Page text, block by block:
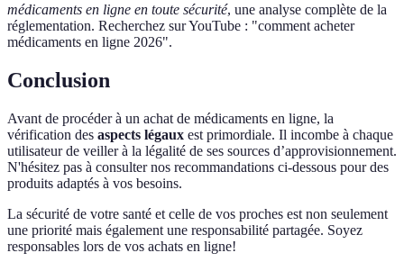
médicaments en ligne en toute sécurité, une analyse complète de la
réglementation. Recherchez sur YouTube : "comment acheter
médicaments en ligne 2026".
Conclusion
Avant de procéder à un achat de médicaments en ligne, la
vérification des aspects légaux est primordiale. Il incombe à chaque
utilisateur de veiller à la légalité de ses sources d’approvisionnement.
N'hésitez pas à consulter nos recommandations ci-dessous pour des
produits adaptés à vos besoins.
La sécurité de votre santé et celle de vos proches est non seulement
une priorité mais également une responsabilité partagée. Soyez
responsables lors de vos achats en ligne!